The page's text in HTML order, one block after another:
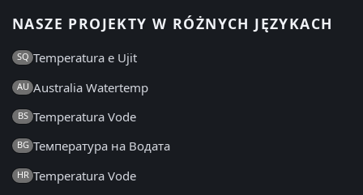
NASZE PROJEKTY W RÓŻNYCH JĘZYKACH
SQ Temperatura e Ujit
AU Australia Watertemp
BS Temperatura Vode
BG Температура на Водата
HR Temperatura Vode